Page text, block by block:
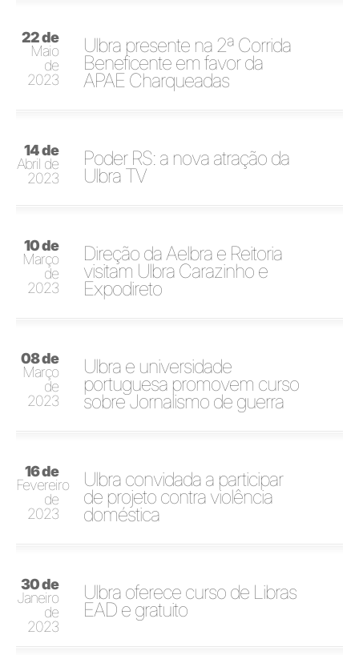
22 de
Maio
de
2023
Ulbra presente na 2ª Corrida
Beneficente em favor da
APAE Charqueadas
14 de
Abril de
2023
Poder RS: a nova atração da
Ulbra TV
10 de
Março
de
2023
Direção da Aelbra e Reitoria
visitam Ulbra Carazinho e
Expodireto
08 de
Março
de
2023
Ulbra e universidade
portuguesa promovem curso
sobre Jornalismo de guerra
16 de
Fevereiro
de
2023
Ulbra convidada a participar
de projeto contra violência
doméstica
30 de
Janeiro
de
2023
Ulbra oferece curso de Libras
EAD e gratuito